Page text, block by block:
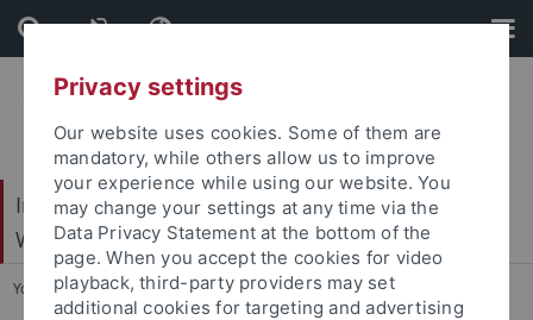
Skip
to
content
Skip
to
footer
Internationales Zentrum für Ethik in den
Wissenschaften (IZEW)
You are here: Startseite ... ANKER
Privacy settings
Our website uses cookies. Some of them are
mandatory, while others allow us to improve
your experience while using our website. You
may change your settings at any time via the
Data Privacy Statement at the bottom of the
page. When you accept the cookies for video
playback, third-party providers may set
additional cookies for targeting and advertising